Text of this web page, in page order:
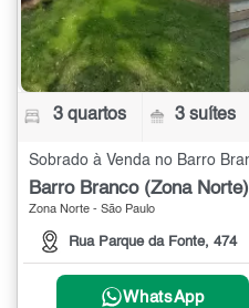
3 quartos 3 suítes
Barro Branco (Zona Norte)
Zona Norte - São Paulo
Rua Parque da Fonte, 474
WhatsApp